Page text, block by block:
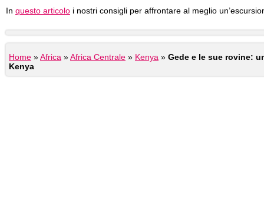
In questo articolo i nostri consigli per affrontare al meglio
Home »Africa »Africa Centrale » Kenya » Gede e le sue rovine:
Kenya